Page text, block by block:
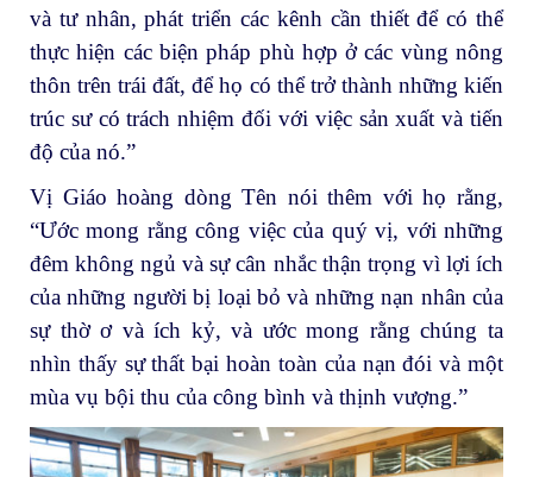
và tư nhân, phát triển các kênh cần thiết để có thể
thực hiện các biện pháp phù hợp ở các vùng nông
thôn trên trái đất, để họ có thể trở thành những kiến
trúc sư có trách nhiệm đối với việc sản xuất và tiến
độ của nó.”
Vị Giáo hoàng dòng Tên nói thêm với họ rằng,
“Ước mong rằng công việc của quý vị, với những
đêm không ngủ và sự cân nhắc thận trọng vì lợi ích
của những người bị loại bỏ và những nạn nhân của
sự thờ ơ và ích kỷ, và ước mong rằng chúng ta
nhìn thấy sự thất bại hoàn toàn của nạn đói và một
mùa vụ bội thu của công bình và thịnh vượng.”